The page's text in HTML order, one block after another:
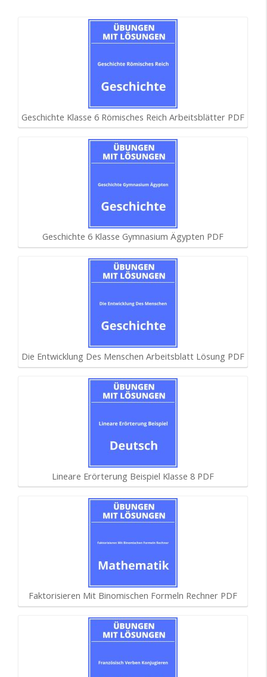
Geschichte Klasse 6 Römisches Reich Arbeitsblätter PDF
Geschichte 6 Klasse Gymnasium Ägypten PDF
Die Entwicklung Des Menschen Arbeitsblatt Lösung PDF
Lineare Erörterung Beispiel Klasse 8 PDF
Faktorisieren Mit Binomischen Formeln Rechner PDF